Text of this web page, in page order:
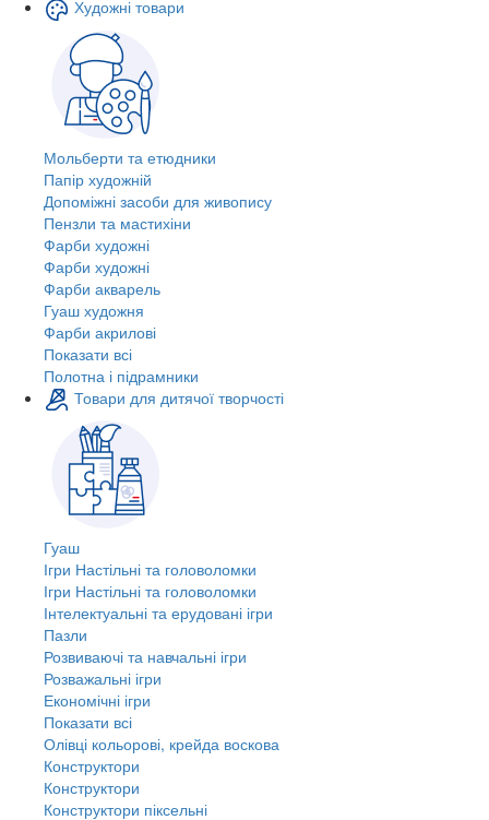
Художні товари
Мольберти та етюдники
Папір художній
Допоміжні засоби для живопису
Пензли та мастихіни
Фарби художні
Фарби художні
Фарби акварель
Гуаш художня
Фарби акрилові
Показати всі
Полотна і підрамники
Товари для дитячої творчості
Гуаш
Ігри Настільні та головоломки
Ігри Настільні та головоломки
Інтелектуальні та ерудовані ігри
Пазли
Розвиваючі та навчальні ігри
Розважальні ігри
Економічні ігри
Показати всі
Олівці кольорові, крейда воскова
Конструктори
Конструктори
Конструктори піксельні